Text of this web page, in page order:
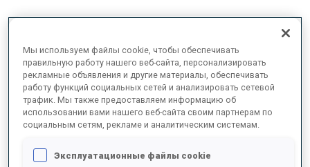
2023/2024
Мы используем файлы cookie, чтобы обеспечивать
правильную работу нашего веб-сайта, персонализировать
рекламные объявления и другие материалы, обеспечивать
работу функций социальных сетей и анализировать сетевой
трафик. Мы также предоставляем информацию об
использовании вами нашего веб-сайта своим партнерам по
социальным сетям, рекламе и аналитическим системам.
Эксплуатационные файлы cookie